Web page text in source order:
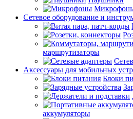
Сетевое оборудование и
маршрутизаторы
Аксессуары для мобильных
Блоки
аккумуляторы